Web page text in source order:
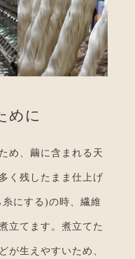
め に
め、繭に含まれる天
く残したまま仕上げ
にする)の時、繊維
立てます。煮立てた
が生えやすいため、